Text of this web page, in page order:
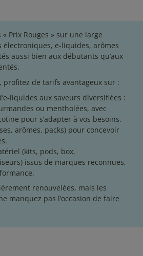
Prix Rouges » sur une large
électroniques, e-liquides, arômes
aussi bien aux débutants qu’aux
profitez de tarifs avantageux sur :
liquides aux saveurs diversifiées :
ou mentholées, avec
pour s’adapter à vos besoins.
arômes, packs) pour concevoir
(kits, pods, box,
issus de marques reconnues,
renouvelées, mais les
manquez pas l’occasion de faire